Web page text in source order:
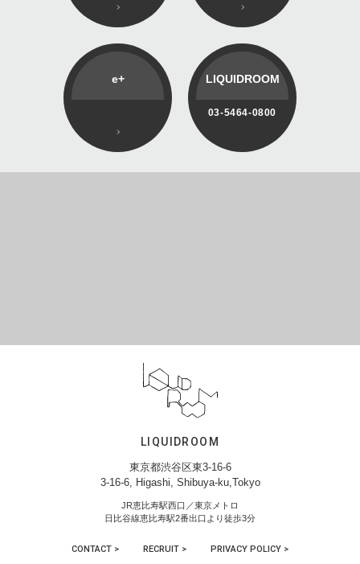
e+ LIQUIDROOM
03-5464-0800
LIQUIDROOM
東京都渋谷区東3-16-6
3-16-6, Higashi, Shibuya-ku,Tokyo
JR恵比寿駅西口／東京メトロ
日比谷線恵比寿駅2番出口より徒歩3分
CONTACT > RECRUIT > PRIVACY POLICY >